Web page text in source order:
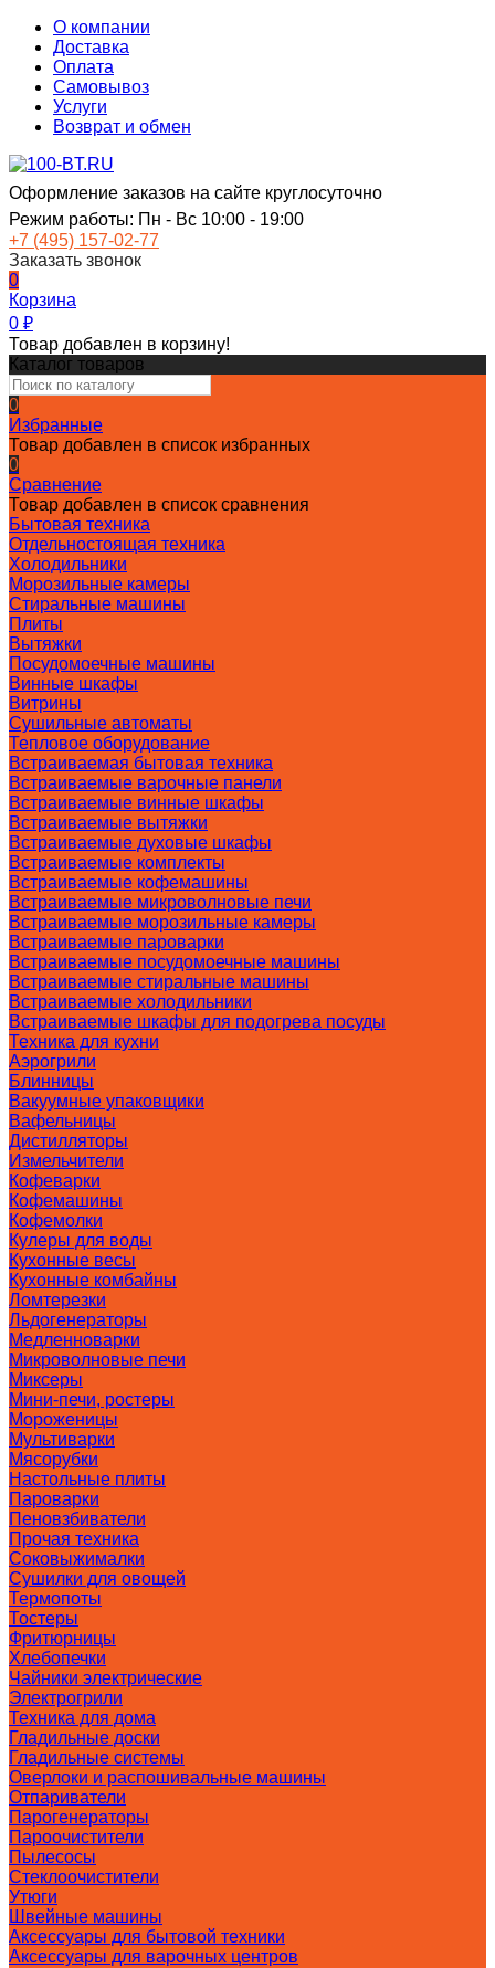
О компании
Доставка
Оплата
Самовывоз
Услуги
Возврат и обмен
Оформление заказов на сайте круглосуточно
Режим работы: Пн - Вс 10:00 - 19:00
+7 (495) 157-02-77
Заказать звонок
0
Корзина
0 ₽
Товар добавлен в корзину!
Каталог товаров
0
Избранные
Товар добавлен в список избранных
0
Сравнение
Товар добавлен в список сравнения
Бытовая техника
Отдельностоящая техника
Холодильники
Морозильные камеры
Стиральные машины
Плиты
Вытяжки
Посудомоечные машины
Винные шкафы
Витрины
Сушильные автоматы
Тепловое оборудование
Встраиваемая бытовая техника
Встраиваемые варочные панели
Встраиваемые винные шкафы
Встраиваемые вытяжки
Встраиваемые духовые шкафы
Встраиваемые комплекты
Встраиваемые кофемашины
Встраиваемые микроволновые печи
Встраиваемые морозильные камеры
Встраиваемые пароварки
Встраиваемые посудомоечные машины
Встраиваемые стиральные машины
Встраиваемые холодильники
Встраиваемые шкафы для подогрева посуды
Техника для кухни
Аэрогрили
Блинницы
Вакуумные упаковщики
Вафельницы
Дистилляторы
Измельчители
Кофеварки
Кофемашины
Кофемолки
Кулеры для воды
Кухонные весы
Кухонные комбайны
Ломтерезки
Льдогенераторы
Медленноварки
Микроволновые печи
Миксеры
Мини-печи, ростеры
Мороженицы
Мультиварки
Мясорубки
Настольные плиты
Пароварки
Пеновзбиватели
Прочая техника
Соковыжималки
Сушилки для овощей
Термопоты
Тостеры
Фритюрницы
Хлебопечки
Чайники электрические
Электрогрили
Техника для дома
Гладильные доски
Гладильные системы
Оверлоки и распошивальные машины
Отпариватели
Парогенераторы
Пароочистители
Пылесосы
Стеклоочистители
Утюги
Швейные машины
Аксессуары для бытовой техники
Аксессуары для варочных центров